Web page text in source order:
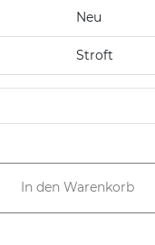
Neu
Stroft
In den Warenkorb